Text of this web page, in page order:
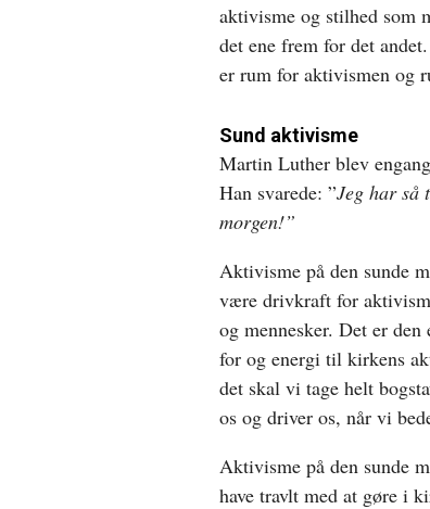
aktivisme og stilhed som
det ene frem for det
er rum for aktivismen og
Sund aktivisme
Martin Luther blev
Han svarede: ”Jeg har så
morgen!”
Aktivisme på den sunde
være drivkraft for
og mennesker. Det er
for og energi til kirkens
det skal vi tage helt
os og driver os, når vi
Aktivisme på den sunde
have travlt med at gøre i